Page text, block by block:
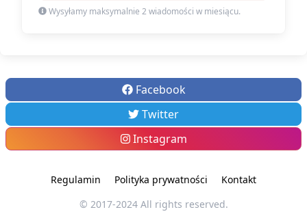
Wysyłamy maksymalnie 2 wiadomości w miesiącu.
Facebook
Twitter
Instagram
Regulamin Polityka prywatności
Kontakt
© 2017-2024 All rights reserved.